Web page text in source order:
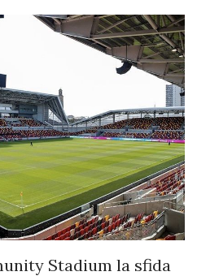
Stadium la sfida